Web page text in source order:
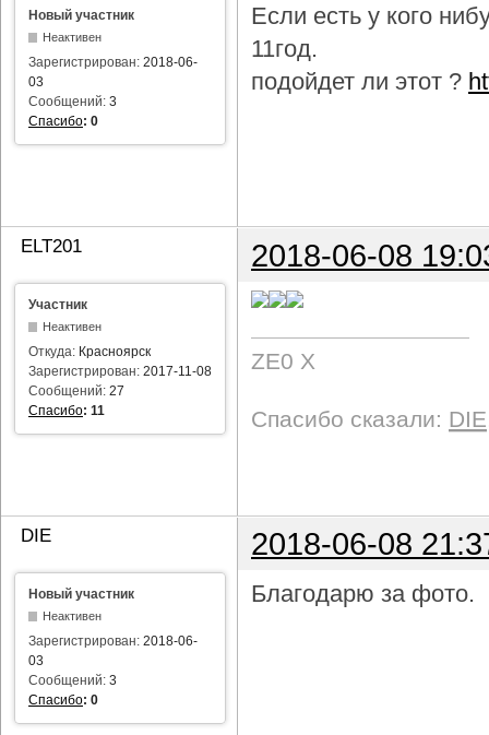
Новый участник
Неактивен
Зарегистрирован: 2018-06-
03
Сообщений: 3
Спасибо: 0
Если есть у кого
11год.
подойдет ли этот ?
ELT201 2018-06-08
Участник
Неактивен
Откуда: Красноярск
Зарегистрирован: 2017-11-08
Сообщений: 27
Спасибо: 11
ZE0 X
Спасибо сказали: DIE
DIE 2018-06-08
Новый участник
Неактивен
Зарегистрирован: 2018-06-
03
Сообщений: 3
Спасибо: 0
Благодарю за фото.